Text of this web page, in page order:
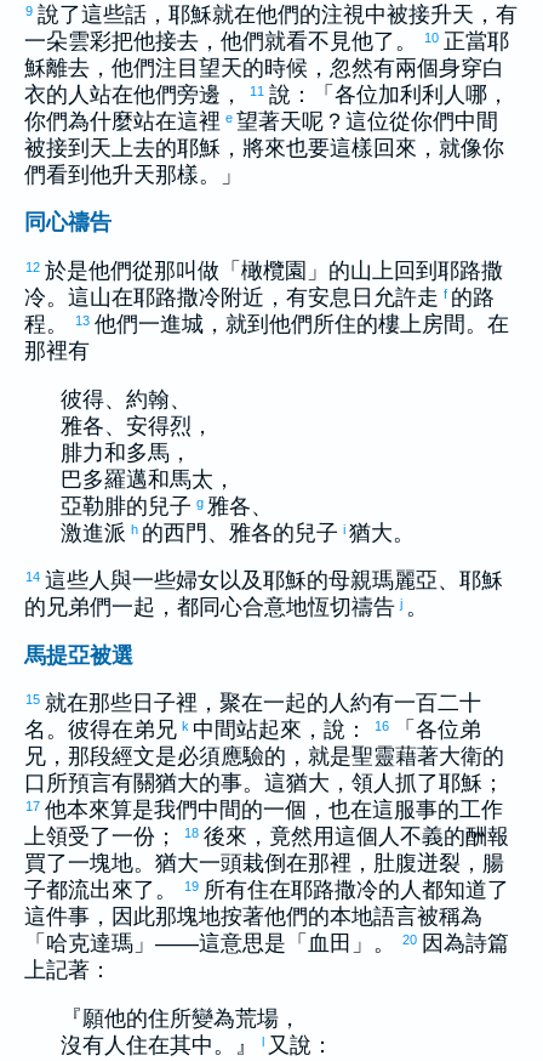
9 說了這些話，耶穌就在他們的注視中被接升天，有
一朵雲彩把他接去，他們就看不見他了。
10 正當耶
穌離去，他們注目望天的時候，忽然有兩個身穿白
衣的人站在他們旁邊，
11 說：「各位加利利 人哪，
你們為什麼站在這裡 e 望著天呢？這位從你們中間
被接到天上去的耶穌，將來也要這樣回來，就像你
們看到他升天那樣。」
同心禱告
12 於是他們從那叫做「橄欖園」的山上回到 耶路撒
冷。這山在耶路撒冷附近，有安息日允許走 f 的路
程。
13 他們一進城，就到他們所住的樓上房間。在
那裡有
彼得、 約翰、
雅各、 安得烈 ，
腓力和多馬 ，
巴多羅邁和馬太 ，
亞勒腓的兒子 g 雅各、
激進派 h 的西門 、 雅各的兒子 i 猶大。
14 這些人與一些婦女以及耶穌的母親瑪麗亞 、耶穌
的兄弟們一起，都同心合意地恆切禱告 j 。
馬提亞被選
15 就在那些日子裡，聚在一起的人約有一百二十
名。 彼得在弟兄 k 中間站起來，說： 16
「各位弟
兄，那段經文是必須應驗的，就是聖靈藉著大衛的
口所預言有關猶大的事。這猶大 ，領人抓了耶穌；
17 他本來算是我們中間的一個，也在這服事的工作
上領受了一份；
18 後來，竟然用這個人不義的酬報
買了一塊地。 猶大一頭栽倒在那裡，肚腹迸裂，腸
子都流出來了。
19 所有住在耶路撒冷的人都知道了
這件事，因此那塊地按著他們的本地語言被稱為
「 哈克達瑪 」——這意思是「血田」。 20 因為詩篇
上記著：
『願他的住所變為荒場，
沒有人住在其中。』
l 又說：